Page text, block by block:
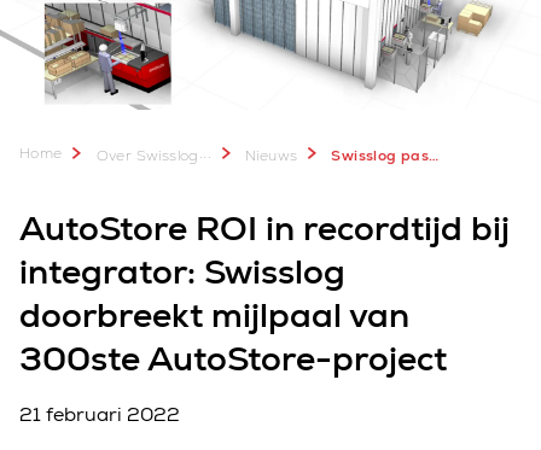
Home Over Swisslog... Nieuws Swisslog passeert mijlpaal van 300e AutoStore-project
AutoStore ROI in recordtijd bij
integrator: Swisslog
doorbreekt mijlpaal van
300ste AutoStore-project
21 februari 2022